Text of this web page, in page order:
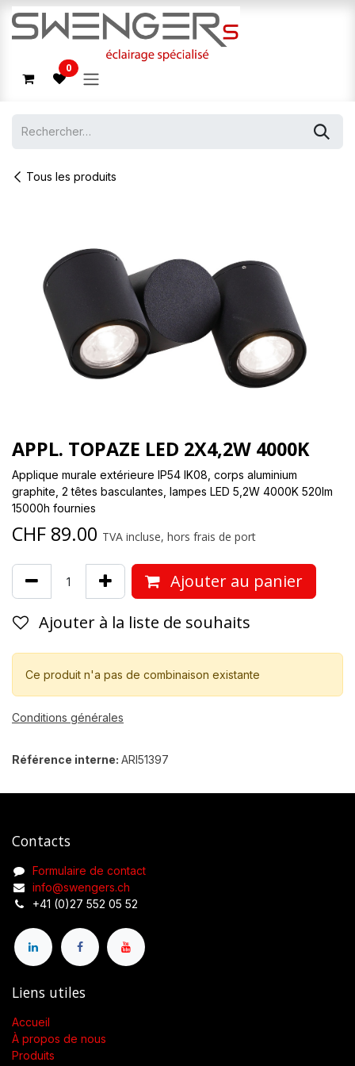
Se rendre au contenu
0
Tous les produits
APPL. TOPAZE LED 2X4,2W 4000K
Applique murale extérieure IP54 IK08, corps aluminium
graphite, 2 têtes basculantes, lampes LED 5,2W 4000K 520lm
15000h fournies
CHF 89.00 TVA incluse, hors frais de port
Ajouter au panier
Ajouter à la liste de souhaits
Ce produit n'a pas de combinaison existante
Conditions générales
Référence interne: ARI51397
Contacts
Formulaire de contact
info@swengers.ch
+41 (0)27 552 05 52
Liens utiles
Accueil
À propos de nous
Produits